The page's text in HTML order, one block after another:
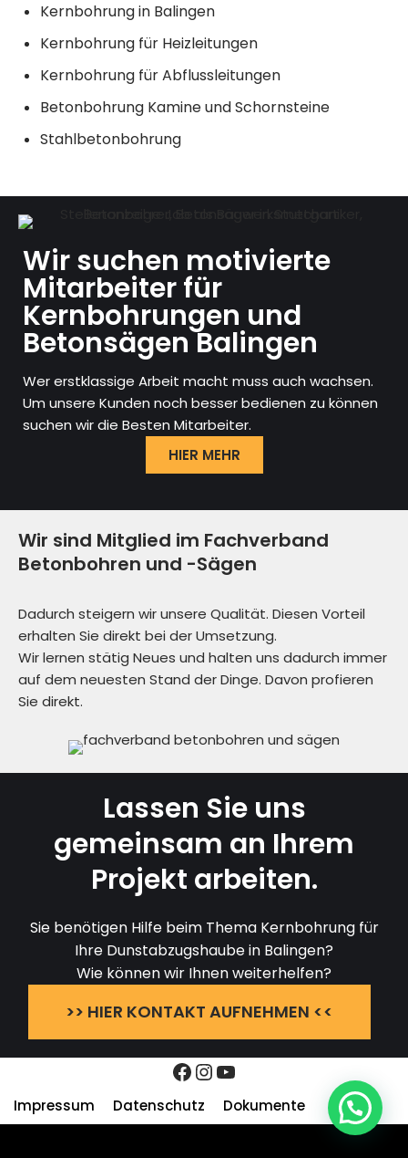
Kernbohrung in Balingen
Kernbohrung für Heizleitungen
Kernbohrung für Abflussleitungen
Betonbohrung Kamine und Schornsteine
Stahlbetonbohrung
Wir suchen motivierte
Mitarbeiter für
Kernbohrungen und
Betonsägen Balingen
Wer erstklassige Arbeit macht muss auch wachsen.
Um unsere Kunden noch besser bedienen zu können
suchen wir die Besten Mitarbeiter.
HIER MEHR
Wir sind Mitglied im Fachverband
Betonbohren und -Sägen
Dadurch steigern wir unsere Qualität. Diesen Vorteil
erhalten Sie direkt bei der Umsetzung.
Wir lernen stätig Neues und halten uns dadurch immer
auf dem neuesten Stand der Dinge. Davon profieren
Sie direkt.
Lassen Sie uns
gemeinsam an Ihrem
Projekt arbeiten.
Sie benötigen Hilfe beim Thema Kernbohrung für
Ihre Dunstabzugshaube in Balingen?
Wie können wir Ihnen weiterhelfen?
>> HIER KONTAKT AUFNEHMEN <<
Impressum Datenschutz
Dokumente